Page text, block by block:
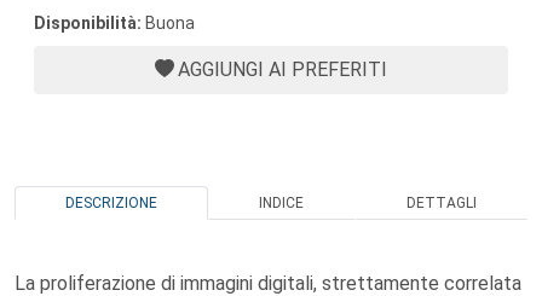
Disponibilità: Buona
AGGIUNGI AI PREFERITI
DESCRIZIONE INDICE DETTAGLI
La proliferazione di immagini digitali, strettamente correlata